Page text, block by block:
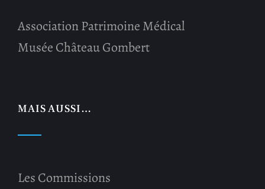
Association Patrimoine Médical
Musée Château Gombert
MAIS AUSSI…
Les Commissions